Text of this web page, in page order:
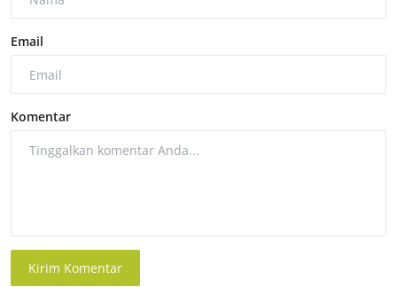
Email
Komentar
Kirim Komentar